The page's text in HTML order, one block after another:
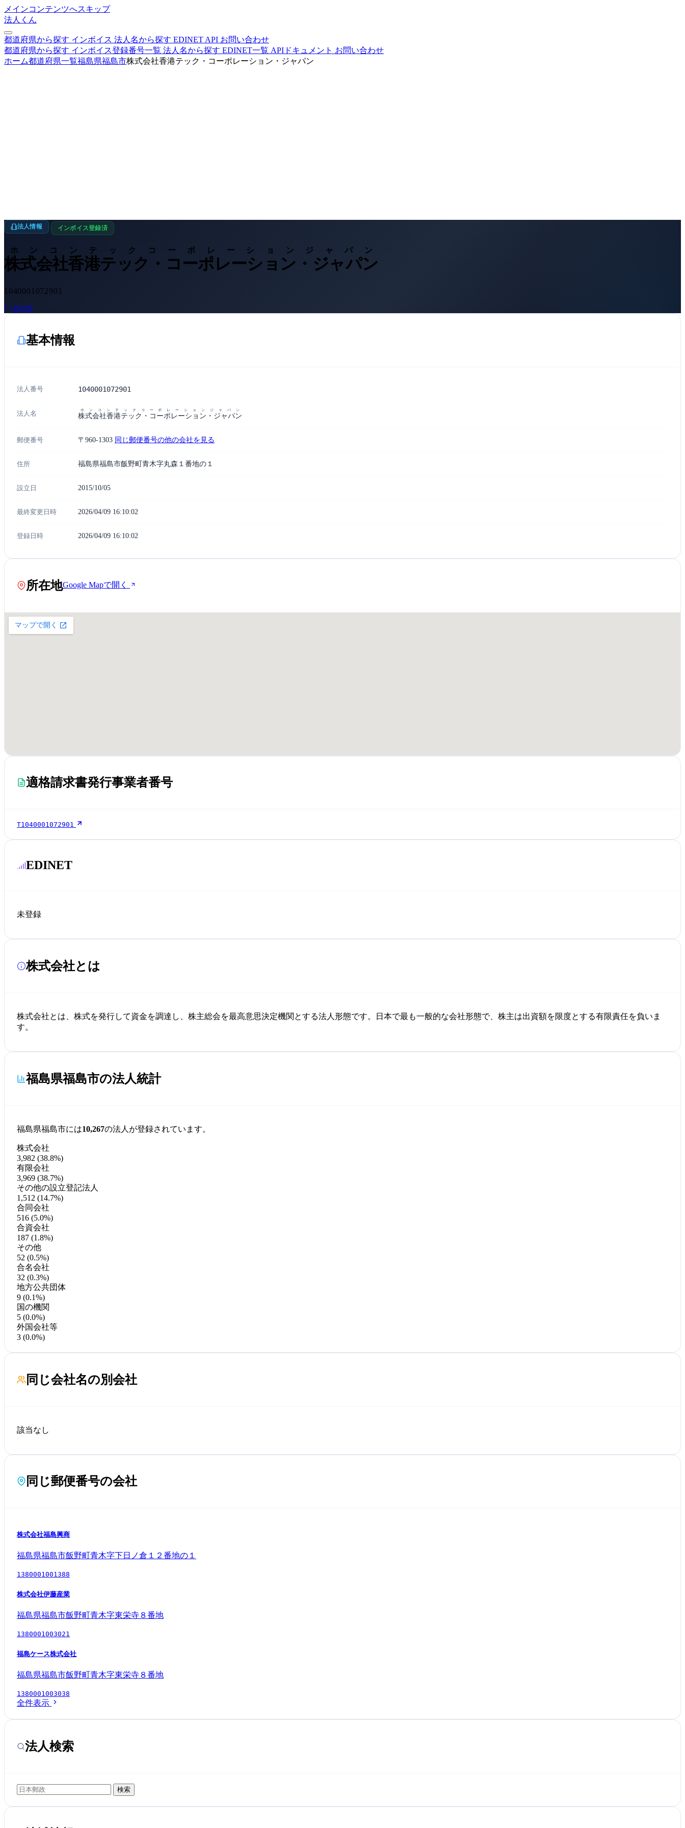
メインコンテンツへスキップ
法人くん
都道府県から探す インボイス 法人名から探す EDINET API お問い合わせ
都道府県から探す インボイス登録番号一覧 法人名から探す EDINET一覧 APIドキュメント お問い合わせ
ホーム都道府県一覧福島県福島市株式会社香港テック・コーポレーション・ジャパン
法人情報 インボイス登録済
株式会社香港テック・コーポレーション・ジャパン
ホンコンテックコーポレーションジャパン
1040001072901
JSON
基本情報
法人番号 1040001072901
法人名 株式会社香港テック・コーポレーション・ジャパン
ホンコンテックコーポレーションジャパン
郵便番号 〒960-1303 同じ郵便番号の他の会社を見る
住所 福島県福島市飯野町青木字丸森１番地の１
設立日 2015/10/05
最終変更日時 2026/04/09 16:10:02
登録日時 2026/04/09 16:10:02
所在地Google Mapで開く
適格請求書発行事業者番号
T1040001072901
EDINET
未登録
株式会社とは
株式会社とは、株式を発行して資金を調達し、株主総会を最高意思決定機関とする法人形態です。日本で最も一般的な会社形態で、株主は出資額を限度とする有限責任を負いま
す。
福島県福島市の法人統計
福島県福島市には10,267の法人が登録されています。
株式会社
3,982 (38.8%)
有限会社
3,969 (38.7%)
その他の設立登記法人
1,512 (14.7%)
合同会社
516 (5.0%)
合資会社
187 (1.8%)
その他
52 (0.5%)
合名会社
32 (0.3%)
地方公共団体
9 (0.1%)
国の機関
5 (0.0%)
外国会社等
3 (0.0%)
同じ会社名の別会社
該当なし
同じ郵便番号の会社
株式会社福島興商
福島県福島市飯野町青木字下日ノ倉１２番地の１
1380001001388
株式会社伊藤産業
福島県福島市飯野町青木字東栄寺８番地
1380001003021
福島ケース株式会社
福島県福島市飯野町青木字東栄寺８番地
1380001003038
全件表示
法人検索
検索